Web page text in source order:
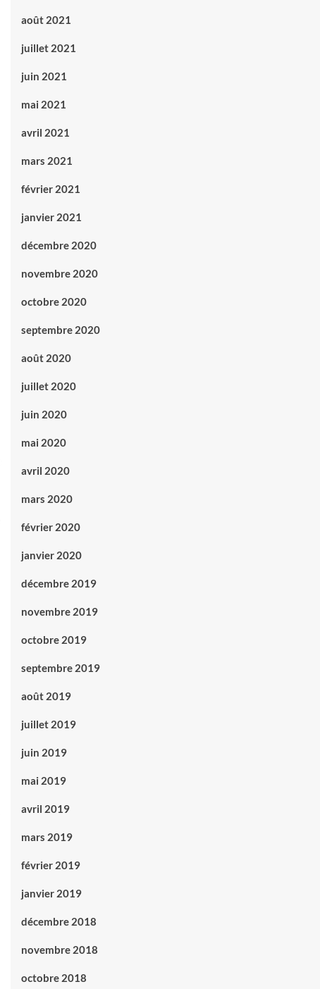
août 2021
juillet 2021
juin 2021
mai 2021
avril 2021
mars 2021
février 2021
janvier 2021
décembre 2020
novembre 2020
octobre 2020
septembre 2020
août 2020
juillet 2020
juin 2020
mai 2020
avril 2020
mars 2020
février 2020
janvier 2020
décembre 2019
novembre 2019
octobre 2019
septembre 2019
août 2019
juillet 2019
juin 2019
mai 2019
avril 2019
mars 2019
février 2019
janvier 2019
décembre 2018
novembre 2018
octobre 2018